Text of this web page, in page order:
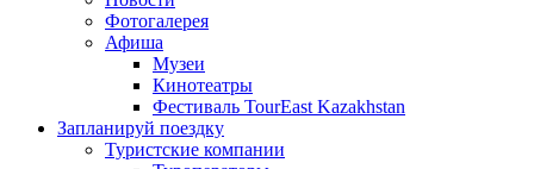
Фотогалерея
Афиша
Музеи
Кинотеатры
Фестиваль TourEast Kazakhstan
Запланируй поездку
Туристские компании